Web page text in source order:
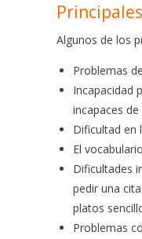
Algunos de los
Problemas
Incapacidad
incapaces
Dificultad en
El
Dificultades
pedir una
platos
Problemas